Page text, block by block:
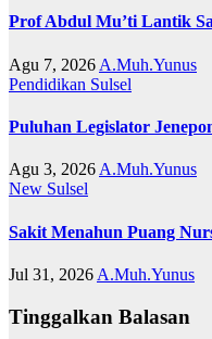
Prof Abdul Mu’ti Lantik
Agu 7, 2026 A.Muh.Yunus
Pendidikan Sulsel
Puluhan Legislator
Agu 3, 2026 A.Muh.Yunus
New Sulsel
Sakit Menahun Puang
Jul 31, 2026 A.Muh.Yunus
Tinggalkan Balasan